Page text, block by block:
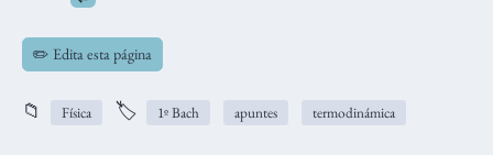
✏️ Edita esta página
📁 Física 🏷️ 1º Bach apuntes termodinámica